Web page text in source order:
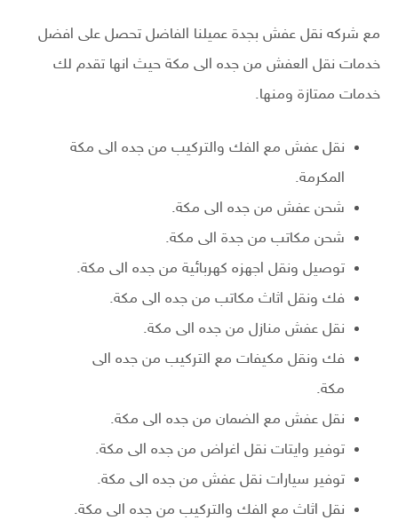
مع شركه نقل عفش بجدة عميلنا الفاضل تحصل على افضل
خدمات نقل العفش من جده الى مكة حيث انها تقدم لك
خدمات ممتازة ومنها.
نقل عفش مع الفك والتركيب من جده الى مكة
المكرمة.
شحن عفش من جده الى مكة.
شحن مكاتب من جدة الى مكة.
توصيل ونقل اجهزه كهربائية من جده الى مكة.
فك ونقل اثاث مكاتب من جده الى مكة.
نقل عفش منازل من جده الى مكة.
فك ونقل مكيفات مع التركيب من جده الى
مكة.
نقل عفش مع الضمان من جده الى مكة.
توفير وايتات نقل اغراض من جده الى مكة.
توفير سيارات نقل عفش من جده الى مكة.
نقل اثاث مع الفك والتركيب من جده الى مكة.